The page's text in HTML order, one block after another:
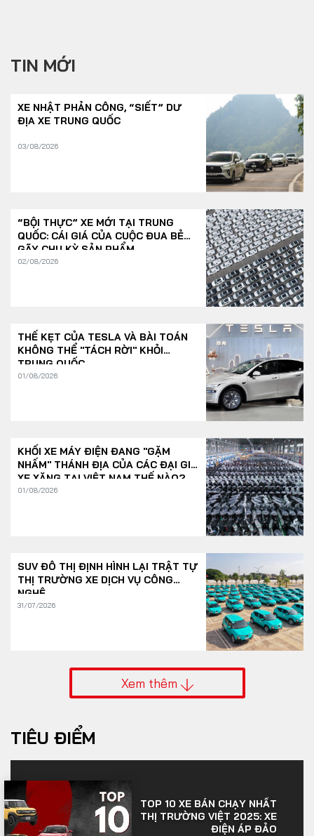
TIN MỚI
XE NHẬT PHẢN CÔNG, “SIẾT” DƯ
ĐỊA XE TRUNG QUỐC
03/08/2026
“BỘI THỰC” XE MỚI TẠI TRUNG
QUỐC: CÁI GIÁ CỦA CUỘC ĐUA BẺ
GÃY CHU KỲ SẢN PHẨM
02/08/2026
THẾ KẸT CỦA TESLA VÀ BÀI TOÁN
KHÔNG THỂ "TÁCH RỜI" KHỎI
TRUNG QUỐC
01/08/2026
KHỐI XE MÁY ĐIỆN ĐANG "GẶM
NHẤM" THÁNH ĐỊA CỦA CÁC ĐẠI GIA
XE XĂNG TẠI VIỆT NAM THẾ NÀO?
01/08/2026
SUV ĐÔ THỊ ĐỊNH HÌNH LẠI TRẬT TỰ
THỊ TRƯỜNG XE DỊCH VỤ CÔNG
NGHỆ
31/07/2026
Xem thêm
TIÊU ĐIỂM
TOP 10 XE BÁN CHẠY NHẤT
THỊ TRƯỜNG VIỆT 2025: XE
ĐIỆN ÁP ĐẢO